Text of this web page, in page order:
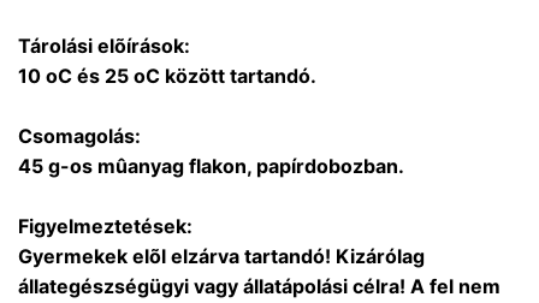
Tárolási elõírások:
10 oC és 25 oC között tartandó.
Csomagolás:
45 g-os mûanyag flakon, papírdobozban.
Figyelmeztetések:
Gyermekek elõl elzárva tartandó! Kizárólag
állategészségügyi vagy állatápolási célra! A fel nem